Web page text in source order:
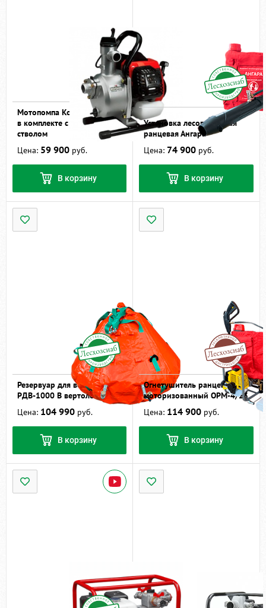
Мотопомпа Koshin SEV-25L
в комплекте с рукавами и
стволом
Цена: 59 900 руб.
В корзину
Установка лесопожарная
ранцевая Ангара
Цена: 74 900 руб.
В корзину
Резервуар для воды
РДВ-1000 В вертолетный
Цена: 104 990 руб.
В корзину
Огнетушитель ранцевый
моторизованный ОРМ-4/25
Цена: 114 900 руб.
В корзину